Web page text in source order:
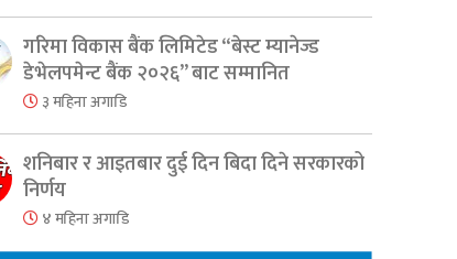
गरिमा विकास बैंक लिमिटेड “बेस्ट म्यानेज्ड
डेभेलपमेन्ट बैंक २०२६” बाट सम्मानित
३ महिना अगाडि
शनिबार र आइतबार दुई दिन बिदा दिने सरकारको
निर्णय
४ महिना अगाडि